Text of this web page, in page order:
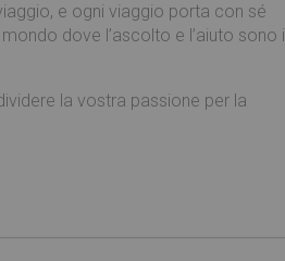
e ogni viaggio porta con sé
dove l’ascolto e l’aiuto sono i
la vostra passione per la